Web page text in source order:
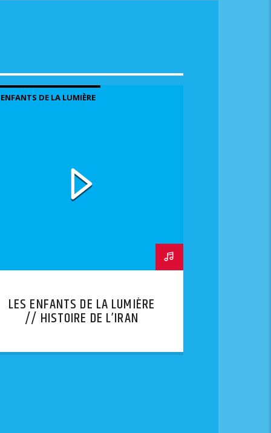
ENFANTS DE LA LUMIÈRE
LES ENFANTS DE LA LUMIÈRE
// HISTOIRE DE L’IRAN